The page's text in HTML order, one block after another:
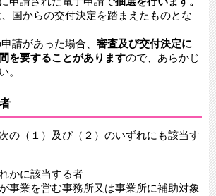
、国からの交付決定を踏まえたものとな
請があった場合、 審査及び交付決定に
を要することがありますので、あらかじ
。​
の（１）及び（２）のいずれにも該当す
かに該当する者
事業を営む事務所又は事業所に補助対象